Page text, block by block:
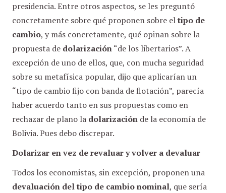
presidencia. Entre otros aspectos, se les preguntó
concretamente sobre qué proponen sobre eltipo de
cambio, y más concretamente, qué opinan sobre la
propuesta de dolarización“de los libertarios”. A
excepción de uno de ellos, que, con mucha seguridad
sobre su metafísica popular, dijo que aplicarían un
“tipo de cambio fijo con banda de flotación”, parecía
haber acuerdo tanto en sus propuestas como en
rechazar de plano la dolarización de la economía de
Bolivia. Pues debo discrepar.
Dolarizar en vez de revaluar y volver a devaluar
Todos los economistas, sin excepción, proponen una
devaluación del tipo de cambio nominal, que sería